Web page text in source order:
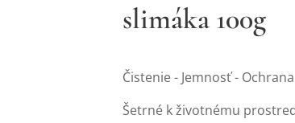
slimáka 100g
Čistenie - Jemnosť -
Šetrné k životnému